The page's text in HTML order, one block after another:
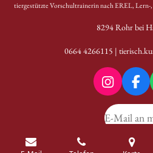
tiergestützte Vorschultrainerin nach EREL, Lern-
8294 Rohr bei
0664 4266115 |
I
n
s
t
F
a
e
b
E-Mail an